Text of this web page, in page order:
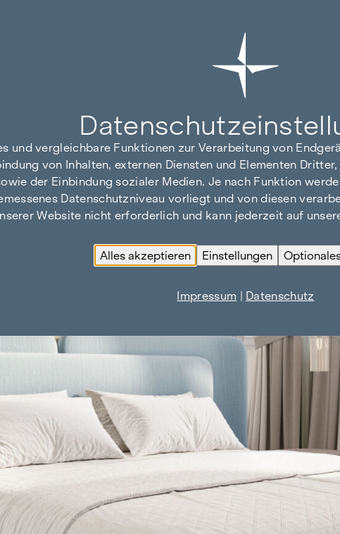
und vergleichbare Funktionen zur Verarbeitung von
von Inhalten, externen Diensten und Elementen
der Einbindung sozialer Medien. Je nach Funktion
Datenschutzniveau vorliegt und von diesen
Website nicht erforderlich und kann jederzeit auf
Alles akzeptieren Einstellungen
Impressum | Datenschutz